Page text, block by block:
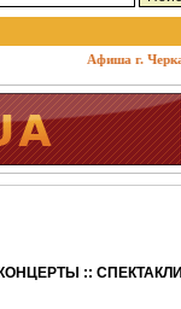
Афиша г.
:: СПЕКТАКЛИ